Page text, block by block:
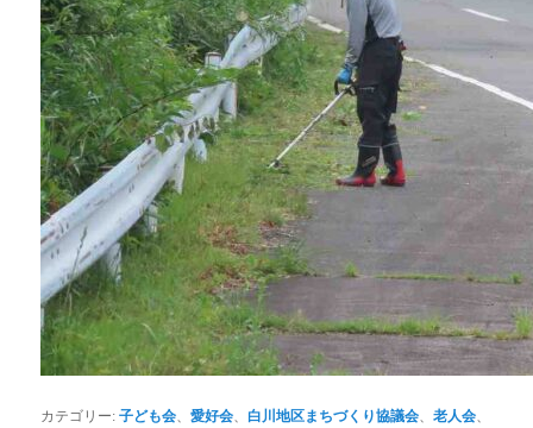
カテゴリー: 子ども会、愛好会、 白川地区まちづくり協議会、老人会、